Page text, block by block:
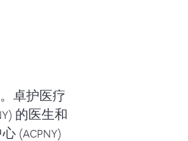
卓护医疗
的医生和
(ACPNY)